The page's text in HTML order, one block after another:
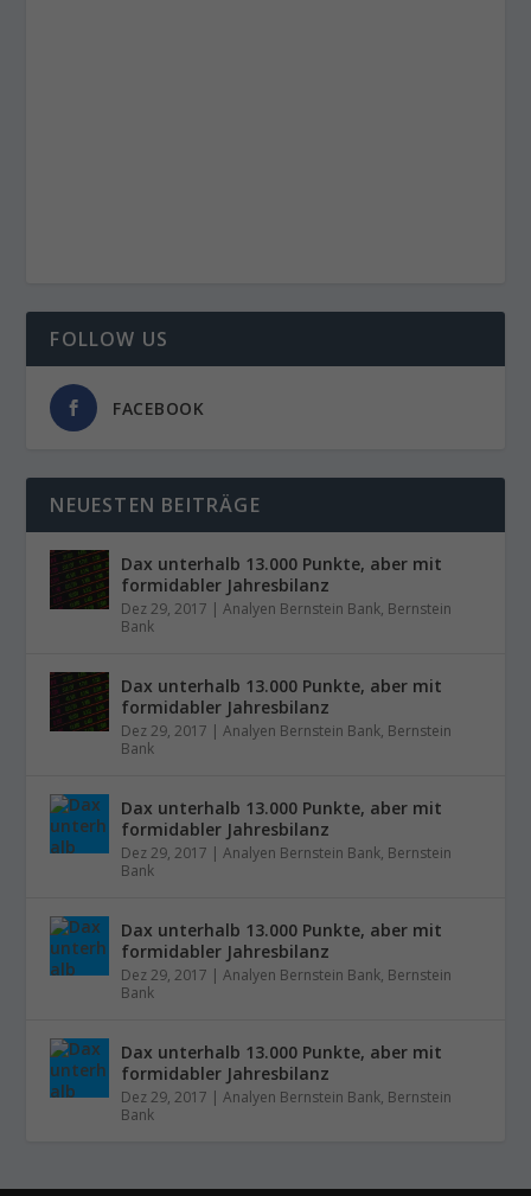
FOLLOW US
FACEBOOK
NEUESTEN BEITRÄGE
Dax unterhalb 13.000 Punkte, aber mit
formidabler Jahresbilanz
Dez 29, 2017 |Analyen Bernstein Bank, Bernstein
Bank
Dax unterhalb 13.000 Punkte, aber mit
formidabler Jahresbilanz
Dez 29, 2017 |Analyen Bernstein Bank, Bernstein
Bank
Dax unterhalb 13.000 Punkte, aber mit
formidabler Jahresbilanz
Dez 29, 2017 |Analyen Bernstein Bank, Bernstein
Bank
Dax unterhalb 13.000 Punkte, aber mit
formidabler Jahresbilanz
Dez 29, 2017 |Analyen Bernstein Bank, Bernstein
Bank
Dax unterhalb 13.000 Punkte, aber mit
formidabler Jahresbilanz
Dez 29, 2017 |Analyen Bernstein Bank, Bernstein
Bank